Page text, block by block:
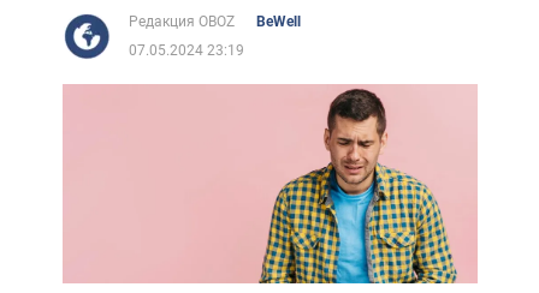
Редакция OBOZ
BeWell
07.05.2024 23:19